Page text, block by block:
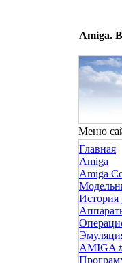
Amiga.
Меню
Главная
Amiga
Amiga
История
AMIGA